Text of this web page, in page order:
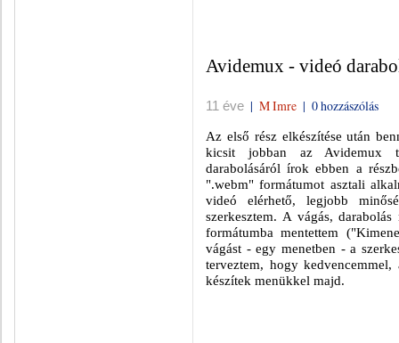
Avidemux - videó
11 éve | M Imre | 0 hozzászólás
Az első rész elkészítése után
kicsit jobban az Avidemux
darabolásáról írok ebben a
".webm" formátumot asztali
videó elérhető, legjobb
szerkesztem. A vágás,
formátumba mentettem
vágást - egy menetben - a
terveztem, hogy
készítek menükkel majd.